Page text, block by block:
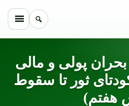
پولی و مالی
ثور تا سقوط
هفتم)